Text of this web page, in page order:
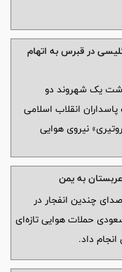
در قبرس به اتهام
یک شهروند دو
انقلاب اسلامی
نیروی هوایی
به یمن
چندین انفجار در
حملات هوایی تازه‌ای
داد.